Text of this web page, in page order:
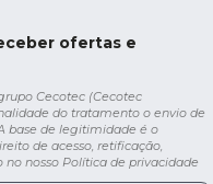
ofertas e
Cecotec (Cecotec
do tratamento o envio de
base de legitimidade é o
de acesso, retificação,
no nosso Política de privacidade